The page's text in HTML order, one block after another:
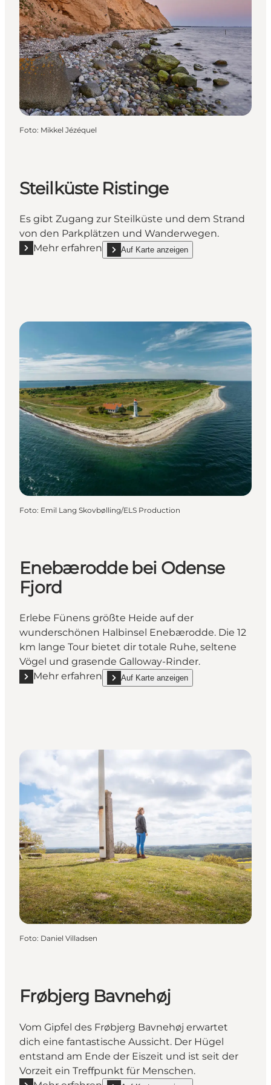
Foto: Mikkel Jézéquel
Steilküste Ristinge
Es gibt Zugang zur Steilküste und dem Strand
von den Parkplätzen und Wanderwegen.
Mehr erfahren
Mehr erfahren "Steilküste Ristinge"
Auf Karte anzeigen
show Steilküste Ristinge on_map
Foto: Emil Lang Skovbølling/ELS Production
Enebærodde bei Odense
Fjord
Erlebe Fünens größte Heide auf der
wunderschönen Halbinsel Enebærodde. Die 12
km lange Tour bietet dir totale Ruhe, seltene
Vögel und grasende Galloway-Rinder.
Mehr erfahren
Mehr erfahren "Enebærodde bei Odense Fjord"
Auf Karte anzeigen
show Enebærodde bei Odense Fjord on_map
Foto: Daniel Villadsen
Frøbjerg Bavnehøj
Vom Gipfel des Frøbjerg Bavnehøj erwartet
dich eine fantastische Aussicht. Der Hügel
entstand am Ende der Eiszeit und ist seit der
Vorzeit ein Treffpunkt für Menschen.